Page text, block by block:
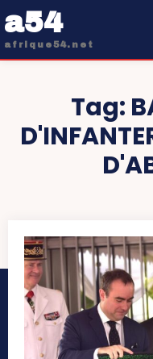
a54
afrique54.net
Tag: